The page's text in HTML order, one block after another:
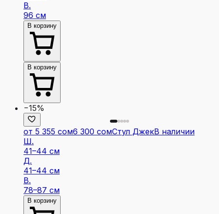
В.
96 см
В корзину
В корзину
−15%
от 5 355 сом6 300 сомСтул ДжекВ наличии
Ш.
41–44 см
Д.
41–44 см
В.
78–87 см
В корзину